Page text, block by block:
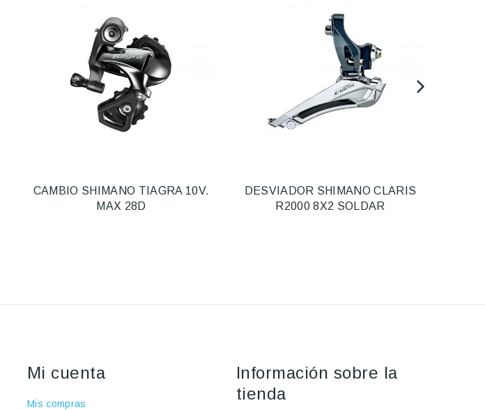
CAMBIO SHIMANO TIAGRA 10V.
MAX 28D
DESVIADOR SHIMANO CLARIS
R2000 8X2 SOLDAR
Mi cuenta
Mis compras
Información sobre la
tienda